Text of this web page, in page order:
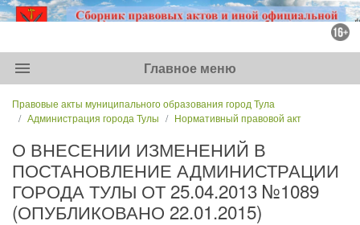
menu Главное меню
Правовые акты муниципального образования город Тула
Администрация города Тулы
Нормативный правовой акт
О ВНЕСЕНИИ ИЗМЕНЕНИЙ В
ПОСТАНОВЛЕНИЕ АДМИНИСТРАЦИИ
ГОРОДА ТУЛЫ ОТ 25.04.2013 №1089
(ОПУБЛИКОВАНО 22.01.2015)